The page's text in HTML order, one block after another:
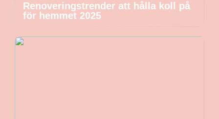
Renoveringstrender att hålla koll på
för hemmet 2025